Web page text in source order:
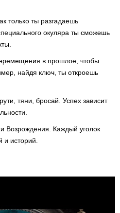
только ты разгадаешь
окуляра ты сможешь
в прошлое, чтобы
найдя ключ, ты откроешь
тяни, бросай. Успех зависит
Возрождения. Каждый уголок
и историй.